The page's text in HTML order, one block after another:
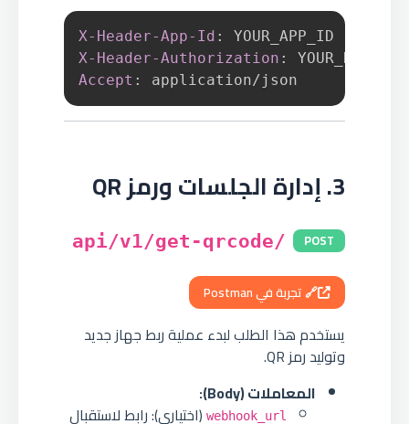
X-Header-App-Id :
YOUR_APP_ID
X-Header-Authorization :
Accept : application/json
3. إدارة الجلسات ورمز QR
POST
/api/v1/get-qrcode
🔗 تجربة في Postman
يستخدم هذا الطلب لبدء عملية ربط جهاز جديد
وتوليد رمز QR.
المعاملات (Body):
webhook_url (اختياري): رابط لاستقبال